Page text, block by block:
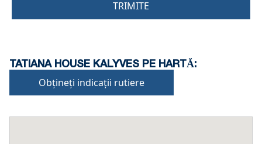
TRIMITE
TATIANA HOUSE KALYVES PE HARTĂ:
Obțineți indicații rutiere